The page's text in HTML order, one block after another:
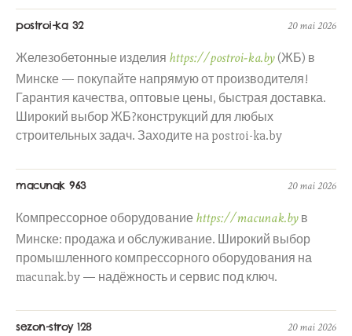
postroi-ka 32 20 mai 2026
Железобетонные изделия https://postroi-ka.by(ЖБ) в
Минске — покупайте напрямую от производителя!
Гарантия качества, оптовые цены, быстрая доставка.
Широкий выбор ЖБ?конструкций для любых
строительных задач. Заходите на postroi-ka.by
macunak 963 20 mai 2026
Компрессорное оборудование https://macunak.by в
Минске: продажа и обслуживание. Широкий выбор
промышленного компрессорного оборудования на
macunak.by — надёжность и сервис под ключ.
sezon-stroy 128 20 mai 2026